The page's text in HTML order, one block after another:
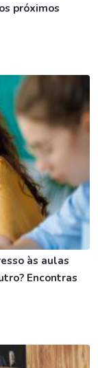
próximos
às aulas
Encontras